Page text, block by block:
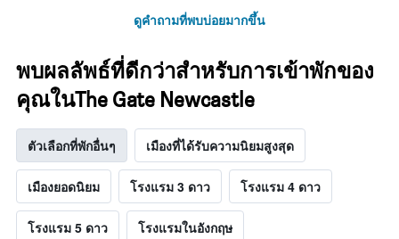
ดูคำถามที่พบบ่อยมากขึ้น
พบผลลัพธ์ที่ดีกว่าสำหรับการเข้าพักของ
คุณในThe Gate Newcastle
ตัวเลือกที่พักอื่นๆ เมืองที่ได้รับความนิยมสูงสุด
เมืองยอดนิยม โรงแรม 3 ดาว โรงแรม 4 ดาว
โรงแรม 5 ดาว โรงแรมในอังกฤษ